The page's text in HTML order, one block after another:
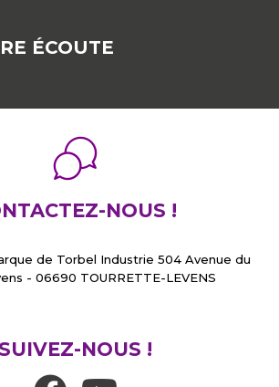
ÉCOUTE
NOUS !
de Torbel Industrie 504 Avenue du
- 06690 TOURRETTE-LEVENS
SUIVEZ-NOUS !